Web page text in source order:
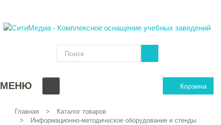
Корзина
МЕНЮ
Главная
Каталог товаров
Информационно-методическое оборудование и стенды